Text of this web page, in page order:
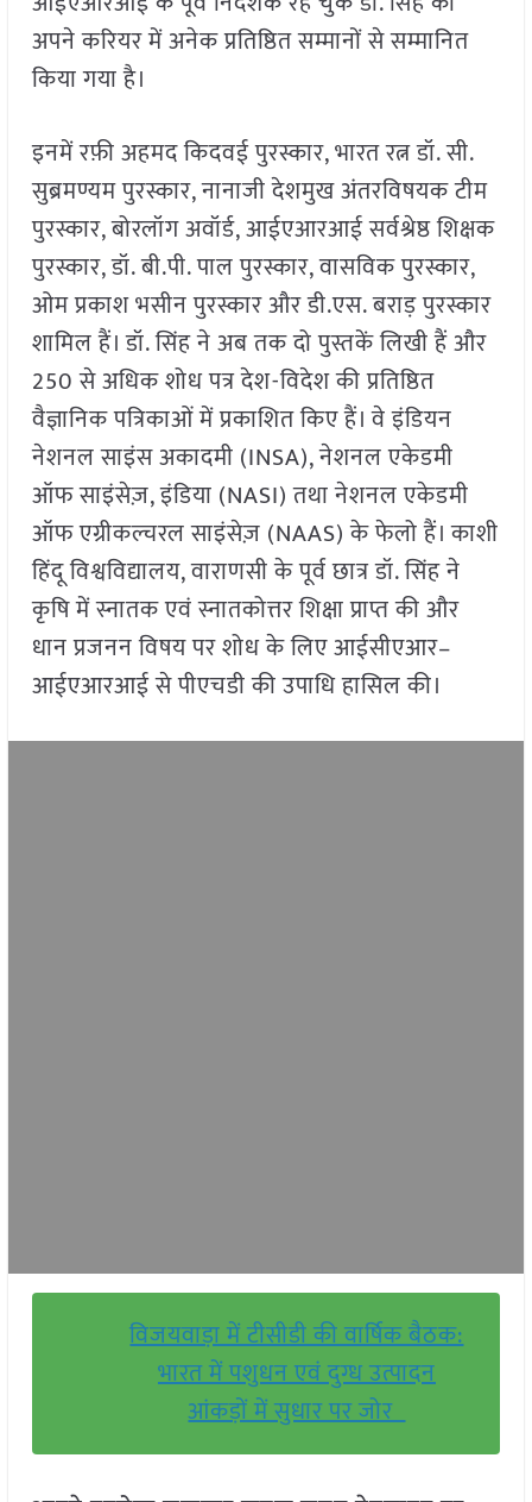
अपने करियर में अनेक प्रतिष्ठित सम्मानों से सम्मानित
किया गया है।
इनमें रफ़ी अहमद किदवई पुरस्कार, भारत रत्न डॉ. सी.
सुब्रमण्यम पुरस्कार, नानाजी देशमुख अंतरविषयक टीम
पुरस्कार, बोरलॉग अवॉर्ड, आईएआरआई सर्वश्रेष्ठ शिक्षक
पुरस्कार, डॉ. बी.पी. पाल पुरस्कार, वासविक पुरस्कार,
ओम प्रकाश भसीन पुरस्कार और डी.एस. बराड़ पुरस्कार
शामिल हैं। डॉ. सिंह ने अब तक दो पुस्तकें लिखी हैं और
250 से अधिक शोध पत्र देश-विदेश की प्रतिष्ठित
वैज्ञानिक पत्रिकाओं में प्रकाशित किए हैं। वे इंडियन
नेशनल साइंस अकादमी (INSA), नेशनल एकेडमी
ऑफ साइंसेज़, इंडिया (NASI) तथा नेशनल एकेडमी
ऑफ एग्रीकल्चरल साइंसेज़ (NAAS) के फेलो हैं। काशी
हिंदू विश्वविद्यालय, वाराणसी के पूर्व छात्र डॉ. सिंह ने
कृषि में स्नातक एवं स्नातकोत्तर शिक्षा प्राप्त की और
धान प्रजनन विषय पर शोध के लिए आईसीएआर–
आईएआरआई से पीएचडी की उपाधि हासिल की।
विजयवाड़ा में टीसीडी की वार्षिक बैठक:
भारत में पशुधन एवं दुग्ध उत्पादन
आंकड़ों में सुधार पर जोर